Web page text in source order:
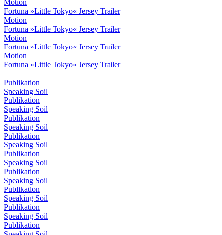
Motion
Fortuna »Little Tokyo« Jersey Trailer
Motion
Fortuna »Little Tokyo« Jersey Trailer
Motion
Fortuna »Little Tokyo« Jersey Trailer
Motion
Fortuna »Little Tokyo« Jersey Trailer
Publikation
Speaking Soil
Publikation
Speaking Soil
Publikation
Speaking Soil
Publikation
Speaking Soil
Publikation
Speaking Soil
Publikation
Speaking Soil
Publikation
Speaking Soil
Publikation
Speaking Soil
Publikation